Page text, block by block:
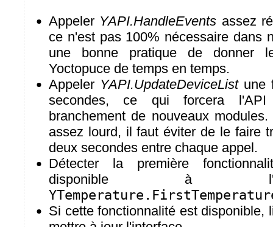
Appeler YAPI.HandleEvents assez
ce n'est pas 100% nécessaire dans
une bonne pratique de donner
Yoctopuce de temps en temps.
Appeler YAPI.UpdateDeviceListune
secondes, ce qui forcera
branchement de nouveaux
assez lourd, il faut éviter de le faire
deux secondes entre chaque appel.
Détecter la première
disponible à
Si cette fonctionnalité est disponible,